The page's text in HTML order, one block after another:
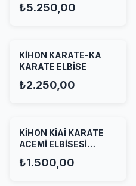
₺5.250,00
KİHON KARATE-KA
KARATE ELBİSE
₺2.250,00
KİHON KİAİ KARATE
ACEMİ ELBİSESİ
₺1.500,00